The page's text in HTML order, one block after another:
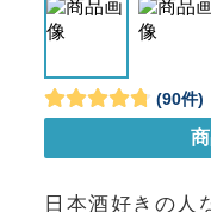
日本酒好きの人